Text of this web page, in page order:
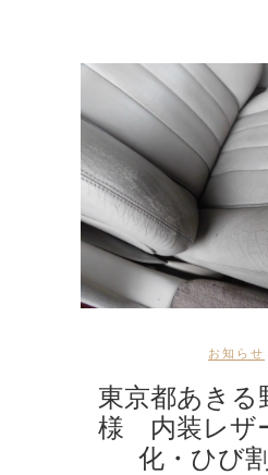
お知らせ
東京都あきる
様 内装レザ
化・ひび